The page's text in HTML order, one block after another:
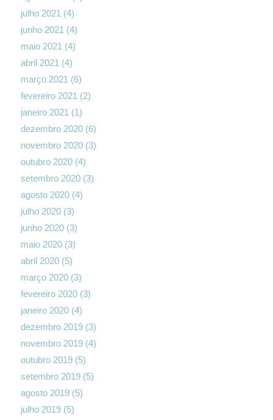
julho 2021 (4)
junho 2021 (4)
maio 2021 (4)
abril 2021 (4)
março 2021 (6)
fevereiro 2021 (2)
janeiro 2021 (1)
dezembro 2020(6)
novembro 2020(3)
outubro 2020(4)
setembro 2020(3)
agosto 2020(4)
julho 2020(3)
junho 2020(3)
maio 2020(3)
abril 2020(5)
março 2020(3)
fevereiro 2020(3)
janeiro 2020(4)
dezembro 2019(3)
novembro 2019(4)
outubro 2019(5)
setembro 2019(5)
agosto 2019(5)
julho 2019(5)